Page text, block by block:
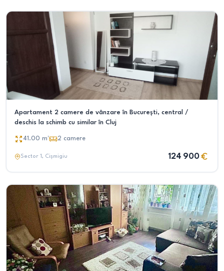
Apartament 2 camere de vânzare în București, central /
deschis la schimb cu similar în Cluj
41.00 m² 2 camere
Sector 1, Cișmigiu 124 900